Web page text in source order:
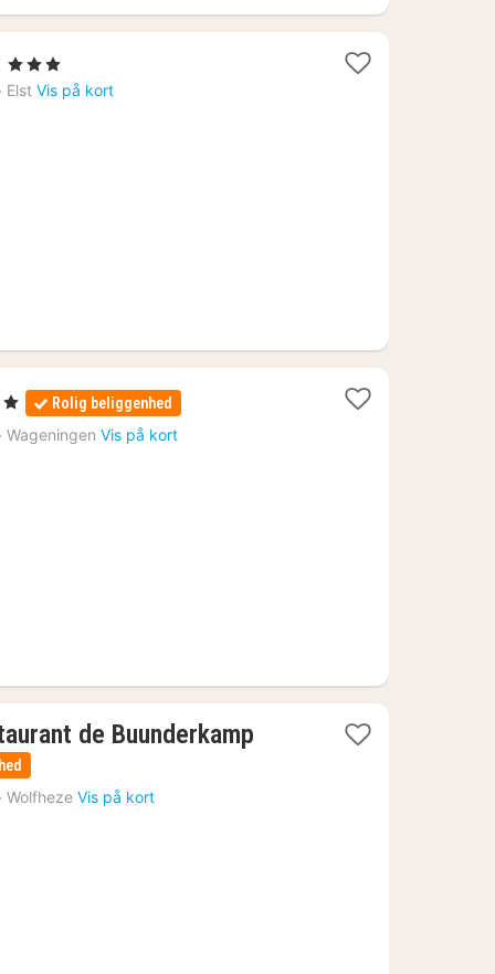
1
nat
, 3 Stjerner
Elst Vis på kort
Rolig beliggenhed
Wageningen Vis på kort
de Buunderkamp
Wolfheze Vis på kort